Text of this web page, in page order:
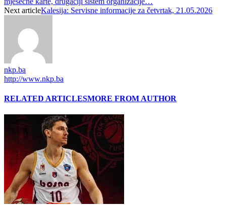
Next articleKalesija: Servisne informacije za četvrtak, 21.05.2026
nkp.ba
http://www.nkp.ba
RELATED ARTICLESMORE FROM AUTHOR